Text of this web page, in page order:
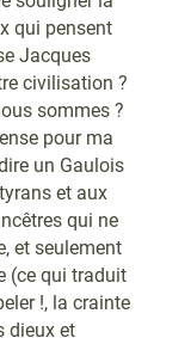
qui pensent
Jacques
civilisation ?
sommes ?
pour ma
un Gaulois
et aux
qui ne
et seulement
(ce qui traduit
!, la crainte
dieux et